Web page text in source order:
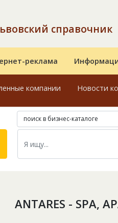
справочник
реклама
компании Новости
поиск в бизнес-каталоге
АNTARES - SPA,